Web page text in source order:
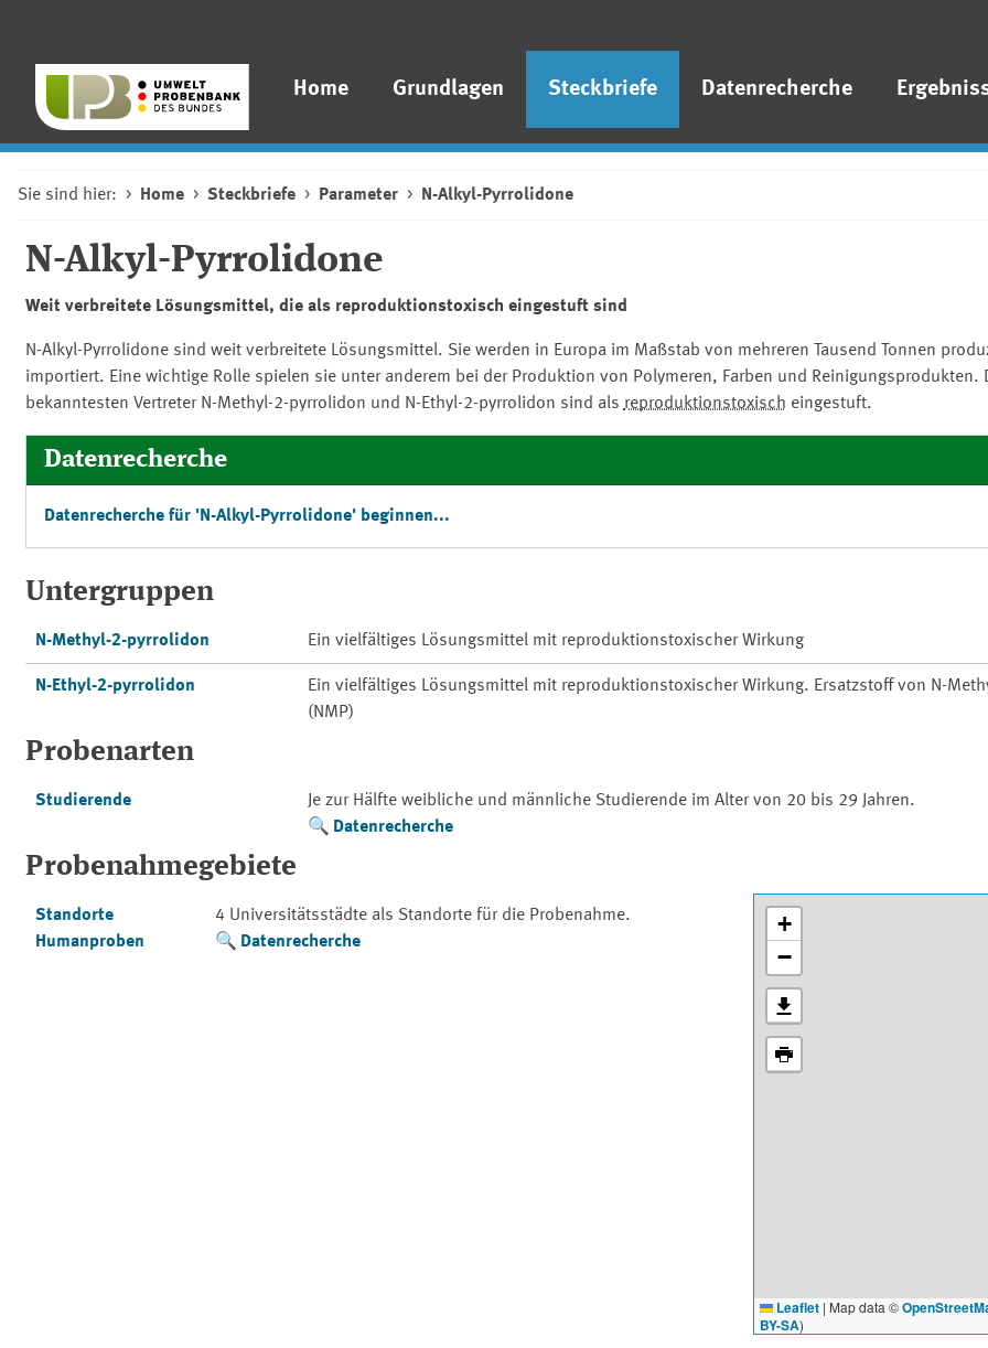
Home Grundlagen Steckbriefe Datenrecherche
Sie sind hier: Home Steckbriefe Parameter N-Alkyl-Pyrrolidone
N-Alkyl-Pyrrolidone
Weit verbreitete Lösungsmittel, die als reproduktionstoxisch eingestuft sind
N-Alkyl-Pyrrolidone sind weit verbreitete Lösungsmittel. Sie werden in Europa im Maßstab von mehreren Tausend Tonnen
importiert. Eine wichtige Rolle spielen sie unter anderem bei der Produktion von Polymeren, Farben und Reinigungsprodukten.
bekanntesten Vertreter N-Methyl-2-pyrrolidon und N-Ethyl-2-pyrrolidon sind als reproduktionstoxisch eingestuft.
Datenrecherche
Datenrecherche für 'N-Alkyl-Pyrrolidone' beginnen...
Untergruppen
N-Methyl-2-pyrrolidon Ein vielfältiges Lösungsmittel mit reproduktionstoxischer Wirkung
N-Ethyl-2-pyrrolidon
Ein vielfältiges Lösungsmittel mit reproduktionstoxischer Wirkung. Ersatzstoff von N-
(NMP)
Probenarten
Studierende
Je zur Hälfte weibliche und männliche Studierende im Alter von 20 bis 29 Jahren.
Datenrecherche
Probenahmegebiete
Standorte
Humanproben
4 Universitätsstädte als Standorte für die Probenahme.
Datenrecherche
+
−
Leaflet | Map data ©
BY-SA)